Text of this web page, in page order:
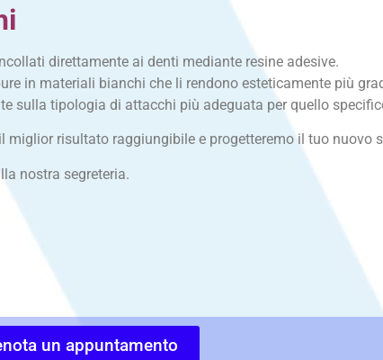
direttamente ai denti mediante resine adesive.
in materiali bianchi che li rendono esteticamente più
sulla tipologia di attacchi più adeguata per quello
risultato raggiungibile e progetteremo il tuo nuovo
nostra segreteria.
un appuntamento